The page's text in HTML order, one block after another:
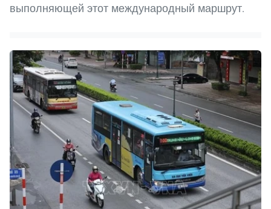
выполняющей этот международный маршрут.